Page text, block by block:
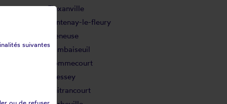
Flexanville
Fontenay-le-fleury
Freneuse
Gambaiseuil
Gommecourt
Gressey
Guitrancourt
suivantes